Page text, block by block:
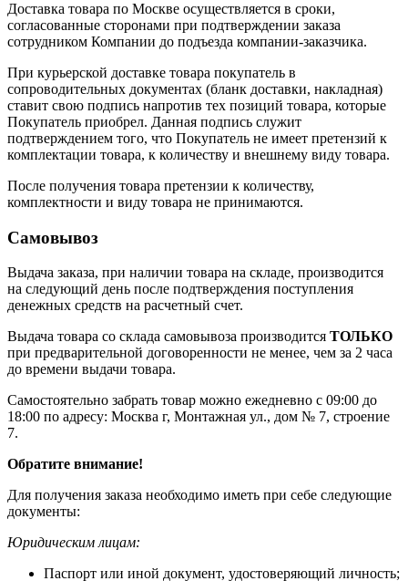
Доставка товара по Москве осуществляется в сроки,
согласованные сторонами при подтверждении заказа
сотрудником Компании до подъезда компании-заказчика.
При курьерской доставке товара покупатель в
сопроводительных документах (бланк доставки, накладная)
ставит свою подпись напротив тех позиций товара, которые
Покупатель приобрел. Данная подпись служит
подтверждением того, что Покупатель не имеет претензий к
комплектации товара, к количеству и внешнему виду товара.
После получения товара претензии к количеству,
комплектности и виду товара не принимаются.
Самовывоз
Выдача заказа, при наличии товара на складе, производится
на следующий день после подтверждения поступления
денежных средств на расчетный счет.
Выдача товара со склада самовывоза производится ТОЛЬКО
при предварительной договоренности не менее, чем за 2 часа
до времени выдачи товара.
Самостоятельно забрать товар можно ежедневно с 09:00 до
18:00 по адресу: Москва г, Монтажная ул., дом № 7, строение
7.
Обратите внимание!
Для получения заказа необходимо иметь при себе следующие
документы:
Юридическим лицам:
Паспорт или иной документ, удостоверяющий личность;